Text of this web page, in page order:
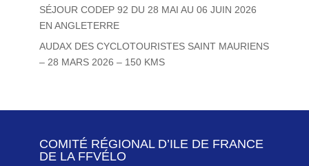
SÉJOUR CODEP 92 DU 28 MAI AU 06 JUIN 2026
EN ANGLETERRE
AUDAX DES CYCLOTOURISTES SAINT MAURIENS
– 28 MARS 2026 – 150 KMS
COMITÉ RÉGIONAL D’ILE DE FRANCE
DE LA FFVÉLO